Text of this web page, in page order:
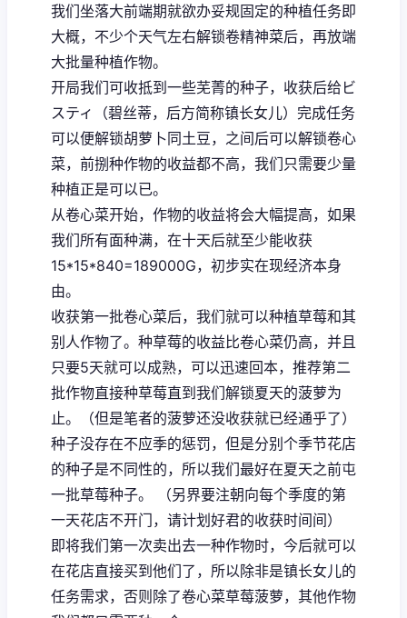
我们坐落大前端期就欲办妥规固定的种植任务即
大概，不少个天气左右解锁卷精神菜后，再放端
大批量种植作物。
开局我们可收抵到一些芜菁的种子，收获后给ビ
スティ（碧丝蒂，后方简称镇长女儿）完成任务
可以便解锁胡萝卜同土豆，之间后可以解锁卷心
菜，前捌种作物的收益都不高，我们只需要少量
种植正是可以已。
从卷心菜开始，作物的收益将会大幅提高，如果
我们所有面种满，在十天后就至少能收获
15*15*840=189000G，初步实在现经济本身
由。
收获第一批卷心菜后，我们就可以种植草莓和其
别人作物了。种草莓的收益比卷心菜仍高，并且
只要5天就可以成熟，可以迅速回本，推荐第二
批作物直接种草莓直到我们解锁夏天的菠萝为
止。（但是笔者的菠萝还没收获就已经通乎了）
种子没存在不应季的惩罚，但是分别个季节花店
的种子是不同性的，所以我们最好在夏天之前屯
一批草莓种子。 （另界要注朝向每个季度的第
一天花店不开门，请计划好君的收获时间间）
即将我们第一次卖出去一种作物时，今后就可以
在花店直接买到他们了，所以除非是镇长女儿的
任务需求，否则除了卷心菜草莓菠萝，其他作物